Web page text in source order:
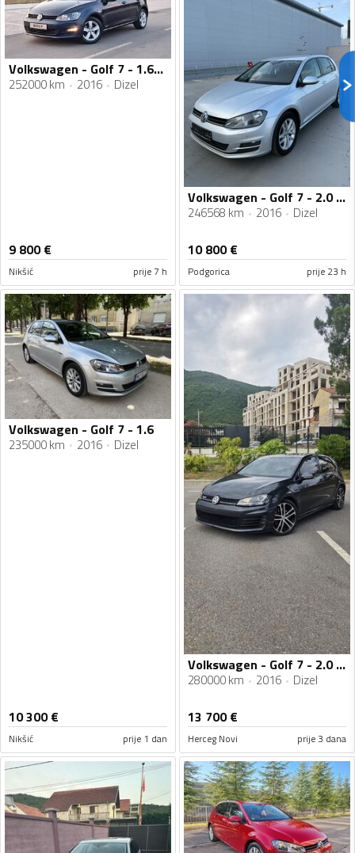
Volkswagen - Golf 7 - 1.6tdi 81kw
252000 km 2016 Dizel
9 800€
Nikšić prije 7 h
Volkswagen - Golf 7 - 2.0 TDI ALLSTAR
246568 km 2016 Dizel
10 800€
Podgorica prije 23 h
Volkswagen - Golf 7 - 1.6
235000 km 2016 Dizel
10 300€
Nikšić prije 1 dan
Volkswagen - Golf 7 - 2.0 GTD
280000 km 2016 Dizel
13 700€
Herceg Novi prije 3 dana